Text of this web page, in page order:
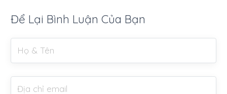
Để Lại Bình Luận Của Bạn